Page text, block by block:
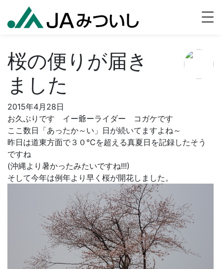
桜の便りが届き
ました
2015年4月28日
お久ぶりです イー爺ーライダー コガケです
ここ数日「あったか～い」日が続いてますよね～
昨日は道東方面で３０℃を超える真夏日を記録したそう
ですね
(沖縄より暑かったみたいですね!!!)
そして今年は例年より早く桜が開花しました。